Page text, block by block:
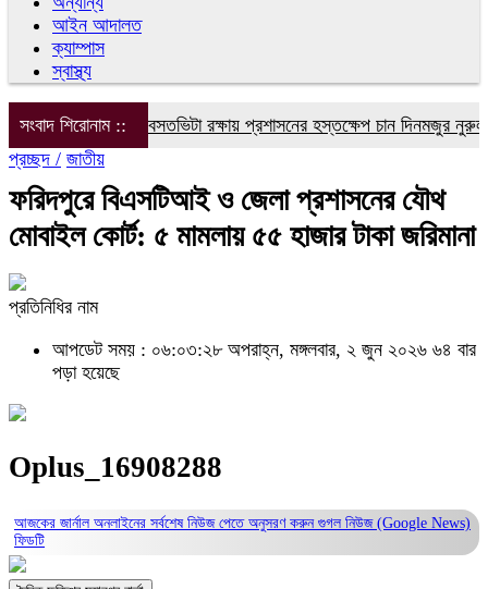
আইন আদালত
ক্যাম্পাস
স্বাস্থ্য
সংবাদ শিরোনাম ::
ভোগান্তি, বসতভিটা রক্ষায় প্রশাসনের হস্তক্ষেপ চান দিনমজুর নুরুল ইসলাম
প্রচ্ছদ / জাতীয়
ফরিদপুরে বিএসটিআই ও জেলা প্রশাসনের যৌথ
মোবাইল কোর্ট: ৫ মামলায় ৫৫ হাজার টাকা জরিমানা
প্রতিনিধির নাম
আপডেট সময় : ০৬:০৩:২৮ অপরাহ্ন, মঙ্গলবার, ২ জুন ২০২৬ ৬৪ বার
পড়া হয়েছে
Oplus_16908288
আজকের জার্নাল অনলাইনের সর্বশেষ নিউজ পেতে অনুসরণ করুন গুগল নিউজ (Google News)
ফিডটি